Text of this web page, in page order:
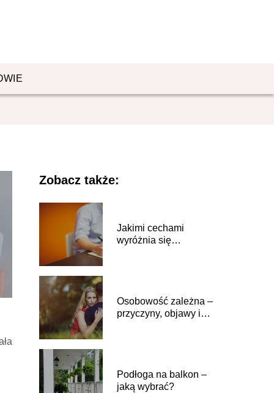
Zobacz także:
Jakimi cechami
wyróżnia się
Osobowość zależna –
przyczyny, objawy i
Podłoga na balkon –
jaką wybrać?